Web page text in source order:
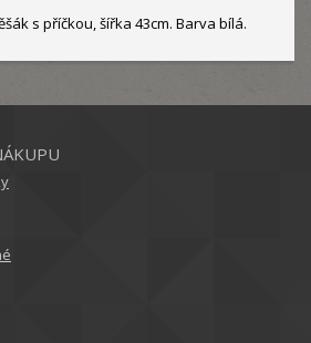
s příčkou, šířka 43cm. Barva bílá.